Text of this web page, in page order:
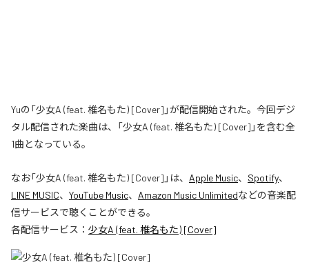
Yuの「少女A (feat. 椎名もた) [Cover]」が配信開始された。今回デジ
タル配信された楽曲は、「少女A (feat. 椎名もた) [Cover]」を含む全
1曲となっている。
なお「少女A (feat. 椎名もた) [Cover] 」は、 Apple Music、 Spotify、
LINE MUSIC、 YouTube Music、 Amazon Music Unlimitedなどの音楽配
信サービスで聴くことができる。
各配信サービス： 少女A (feat. 椎名もた) [Cover]